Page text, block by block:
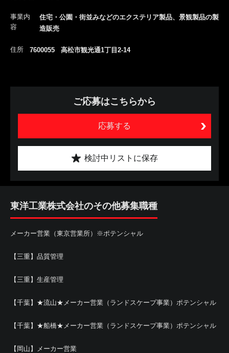
事業内
容
住宅・公園・街並みなどのエクステリア製品、景観製品の製
造販売
住所 7600055 高松市観光通1丁目2-14
ご応募はこちらから
応募する
検討中リストに保存
東洋工業株式会社のその他募集職種
メーカー営業（東京営業所）※ポテンシャル
【三重】品質管理
【三重】生産管理
【千葉】★流山★メーカー営業（ランドスケープ事業）ポテンシャル
【千葉】★船橋★メーカー営業（ランドスケープ事業）ポテンシャル
【岡山】メーカー営業